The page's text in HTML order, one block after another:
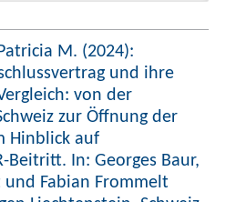
M. (2024):
und ihre
von der
zur Öffnung der
Hinblick auf
Beitritt. In: Georges Baur,
Fabian Frommelt